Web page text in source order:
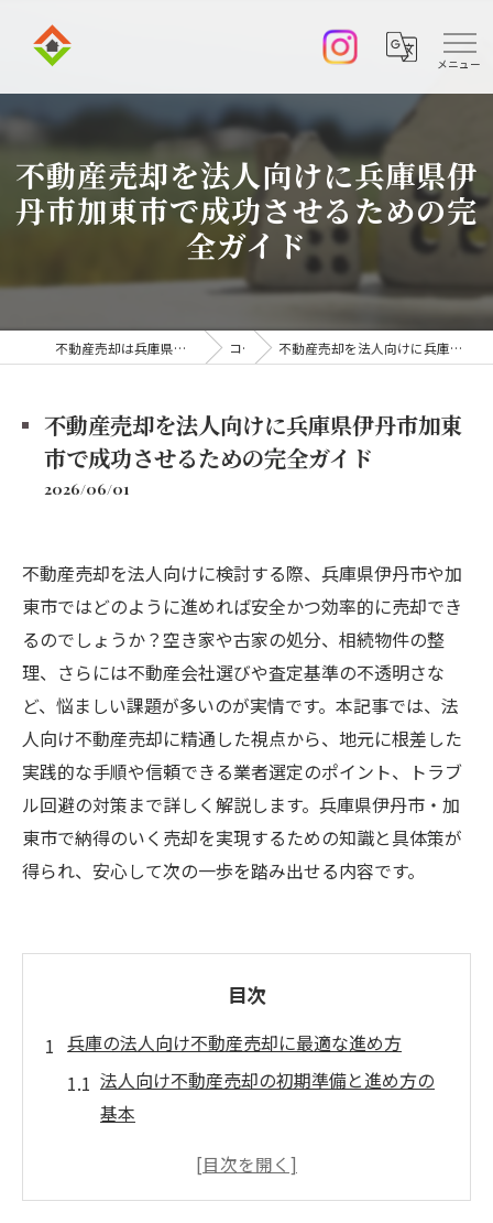
不動産売却を法人向けに兵庫県伊
丹市加東市で成功させるための完
全ガイド
不動産売却は兵庫県伊丹市の株式会社アークエステート コラム 不動産売却を法人向けに兵庫県伊丹市加東市で成功させるための完全ガイド
不動産売却を法人向けに兵庫県伊丹市加東
市で成功させるための完全ガイド
2026/06/01
不動産売却を法人向けに検討する際、兵庫県伊丹市や加
東市ではどのように進めれば安全かつ効率的に売却でき
るのでしょうか？空き家や古家の処分、相続物件の整
理、さらには不動産会社選びや査定基準の不透明さな
ど、悩ましい課題が多いのが実情です。本記事では、法
人向け不動産売却に精通した視点から、地元に根差した
実践的な手順や信頼できる業者選定のポイント、トラブ
ル回避の対策まで詳しく解説します。兵庫県伊丹市・加
東市で納得のいく売却を実現するための知識と具体策が
得られ、安心して次の一歩を踏み出せる内容です。
目次
兵庫の法人向け不動産売却に最適な進め方
法人向け不動産売却の初期準備と進め方の
基本
兵庫の空き家買取専門店での売却事例とポ